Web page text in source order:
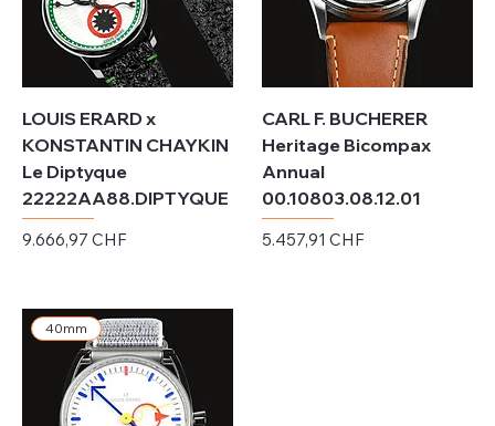
LOUIS ERARD x
KONSTANTIN CHAYKIN
Le Diptyque
22222AA88.DIPTYQUE
Preis
9.666,97 CHF
CARL F. BUCHERER
Heritage Bicompax
Annual
00.10803.08.12.01
Preis
5.457,91 CHF
40mm